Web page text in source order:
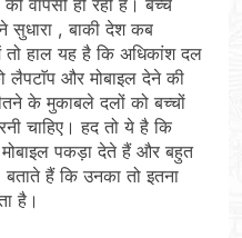
सुधारा , बाकी देश कब
हाल यह है कि अधिकांश दल
लैपटाॅप और मोबाइल देने की
के मुकाबले दलों को बच्चों
चाहिए। हद तो ये है कि
पकड़ा देते हैं और बहुत
हैं कि उनका तो इतना
है।